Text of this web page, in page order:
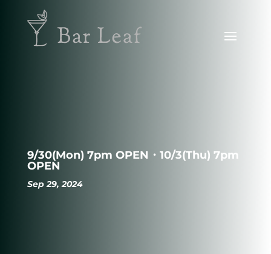
9/30(Mon) 7pm OPEN・10/3(Thu) 7pm
OPEN
Sep 29, 2024